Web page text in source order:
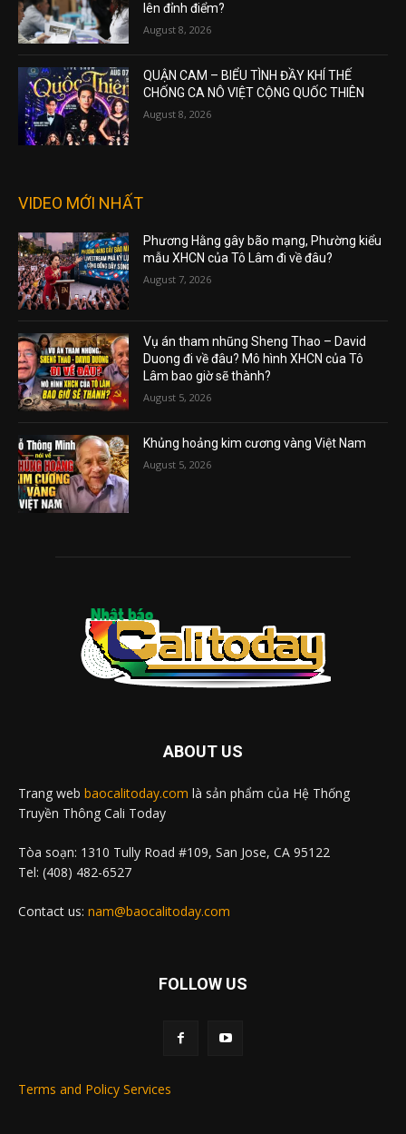
lên đỉnh điểm?
August 8, 2026
QUẬN CAM – BIỂU TÌNH ĐẦY KHÍ THẾ
CHỐNG CA NÔ VIỆT CỘNG QUỐC THIÊN
August 8, 2026
VIDEO MỚI NHẤT
Phương Hằng gây bão mạng, Phường kiểu
mẫu XHCN của Tô Lâm đi về đâu?
August 7, 2026
Vụ án tham nhũng Sheng Thao – David
Duong đi về đâu? Mô hình XHCN của Tô
Lâm bao giờ sẽ thành?
August 5, 2026
Khủng hoảng kim cương vàng Việt Nam
August 5, 2026
ABOUT US
Trang web baocalitoday.com là sản phẩm của Hệ Thống
Truyền Thông Cali Today
Tòa soạn: 1310 Tully Road #109, San Jose, CA 95122
Tel: (408) 482-6527
Contact us: nam@baocalitoday.com
FOLLOW US
Terms and Policy Services